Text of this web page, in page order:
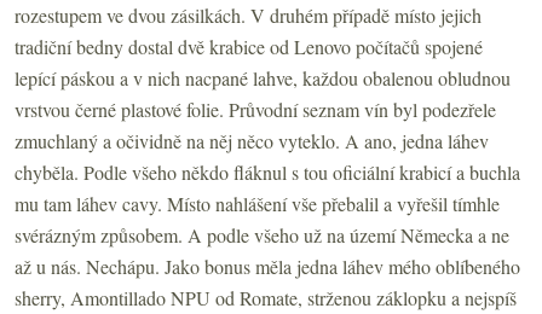
rozestupem ve dvou zásilkách. V druhém případě místo jejich
tradiční bedny dostal dvě krabice od Lenovo počítačů spojené
lepící páskou a v nich nacpané lahve, každou obalenou obludnou
vrstvou černé plastové folie. Průvodní seznam vín byl podezřele
zmuchlaný a očividně na něj něco vyteklo. A ano, jedna láhev
chyběla. Podle všeho někdo fláknul s tou oficiální krabicí a buchla
mu tam láhev cavy. Místo nahlášení vše přebalil a vyřešil tímhle
svérázným způsobem. A podle všeho už na území Německa a ne
až u nás. Nechápu. Jako bonus měla jedna láhev mého oblíbeného
sherry, Amontillado NPU od Romate, strženou záklopku a nejspíš